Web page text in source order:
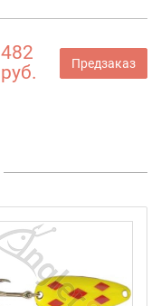
482
руб.
Предзаказ